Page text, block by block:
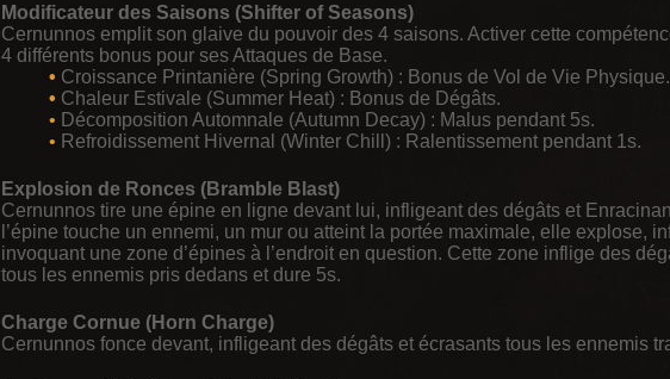
Modificateur des Saisons (Shifter of Seasons)
Cernunnos emplit son glaive du pouvoir des 4 saisons. Activer cette
4 différents bonus pour ses Attaques de Base.
• Croissance Printanière (Spring Growth) : Bonus de Vol de Vie Physique.
• Chaleur Estivale (Summer Heat) : Bonus de Dégâts.
• Décomposition Automnale (Autumn Decay) : Malus pendant 5s.
• Refroidissement Hivernal (Winter Chill) : Ralentissement pendant 1s.
Explosion de Ronces (Bramble Blast)
Cernunnos tire une épine en ligne devant lui, infligeant des dégâts et
l’épine touche un ennemi, un mur ou atteint la portée maximale, elle explose,
invoquant une zone d’épines à l’endroit en question. Cette zone inflige des
tous les ennemis pris dedans et dure 5s.
Charge Cornue (Horn Charge)
Cernunnos fonce devant, infligeant des dégâts et écrasants tous les ennemis